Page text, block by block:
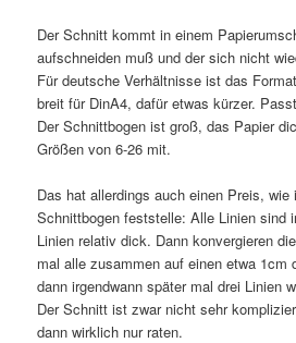
Der Schnitt kommt in einem
aufschneiden muß und der sich nicht
Für deutsche Verhältnisse ist das
breit für DinA4, dafür etwas kürzer.
Der Schnittbogen ist groß, das Papier
Größen von 6-26 mit.
Das hat allerdings auch einen Preis,
Schnittbogen feststelle: Alle Linien sind
Linien relativ dick. Dann konvergieren
mal alle zusammen auf einen etwa 1cm
dann irgendwann später mal drei Linien
Der Schnitt ist zwar nicht sehr
dann wirklich nur raten.